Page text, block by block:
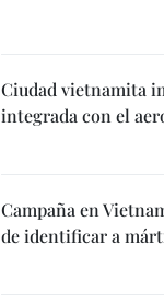
Ciudad vietnamita
integrada con el
Campaña en
de identificar a